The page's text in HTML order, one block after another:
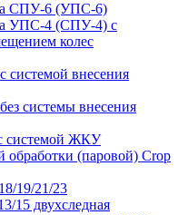
СПУ-6 (УПС-6)
УПС-4 (СПУ-4) с
колес
системой внесения
системы внесения
системой ЖКУ
обработки (паровой) Crop
19/21/23
15 двухследная